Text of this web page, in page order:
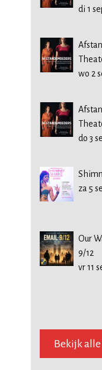
di 1
wo 2
do 3
za 5
Our
9/12
vr 11
Bekijk